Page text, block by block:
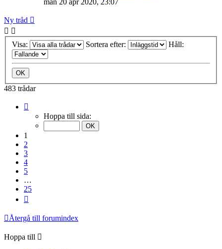
mån 20 apr 2020, 23:07
Ny tråd
Visa: Sortera efter: Håll:
483 trådar
Hoppa till sida:
1
2
3
4
5
…
25
Återgå till forumindex
Hoppa till